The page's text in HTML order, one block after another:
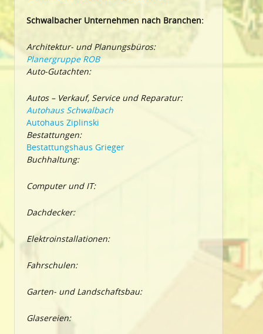
Schwalbacher Unternehmen nach Branchen:
Architektur- und Planungsbüros:
Planergruppe ROB
Auto-Gutachten:
Autos – Verkauf, Service und Reparatur:
Autohaus Schwalbach
Autohaus Ziplinski
Bestattungen:
Bestattungshaus Grieger
Buchhaltung:
Computer und IT:
Dachdecker:
Elektroinstallationen:
Fahrschulen:
Garten- und Landschaftsbau:
Glasereien: